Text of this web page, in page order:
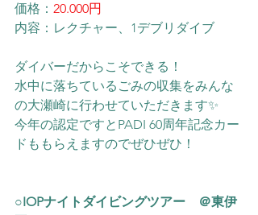
価格： 20.000円
内容：レクチャー、1デブリダイブ
ダイバーだからこそできる！
水中に落ちているごみの収集をみんな
の大瀬崎に行わせていただきます✨
今年の認定ですとPADI 60周年記念カー
ドももらえますのでぜひぜひ！
○IOPナイトダイビングツアー　＠東伊